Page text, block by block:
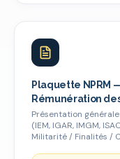
Plaquette NPRM
Rémunération
Présentation
(IEM, IGAR, IMGM,
Militarité / Finalités /